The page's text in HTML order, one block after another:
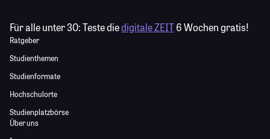
Für alle unter 30:Teste diedigitale ZEIT6 Wochen gratis!
Ratgeber
Studienthemen
Studienformate
Hochschulorte
Studienplatzbörse
Über uns